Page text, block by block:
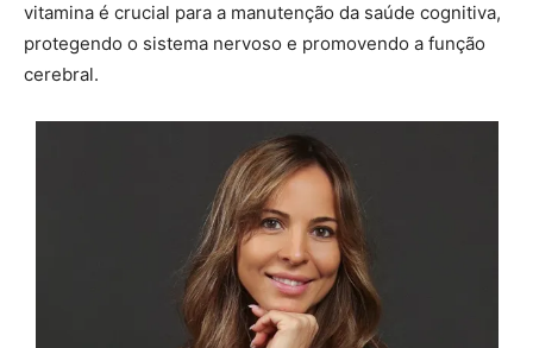
vitamina é crucial para a manutenção da saúde cognitiva,
protegendo o sistema nervoso e promovendo a função
cerebral.